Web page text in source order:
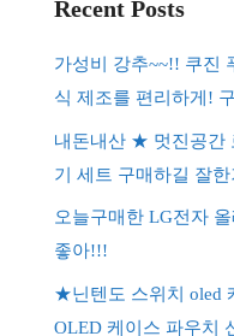
Recent Posts
가성비 강추~~!! 쿠진
식 제조를 편리하게!
내돈내산 ★ 멋진공간
기 세트 구매하길 잘한
오늘구매한 LG전자
좋아!!!
★닌텐도 스위치 oled
OLED 케이스 파우치